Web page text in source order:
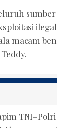
sumber
macam